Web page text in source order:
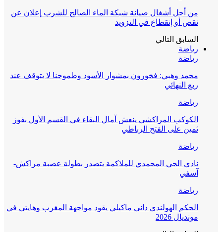
من أجل أشغال صيانة شبكة الماء الصالح للشرب إعلان عن
نقص أو إنقطاع في التزويد
السابق التالي
رياضة
رياضة
محمد وهبي: فخورون بمشوار الأسود وطموحنا لا يتوقف عند
ربع النهائي
رياضة
الكوكب المراكشي ينعش آمال البقاء في القسم الأول بفوز
ثمين على الفتح الرباطي
رياضة
نادي الحي المحمدي للملاكمة يتصدر بطولة عصبة مراكش-
آسفي
رياضة
الحكم الهولندي داني ماكيلي يقود مواجهة المغرب وهايتي في
مونديال 2026